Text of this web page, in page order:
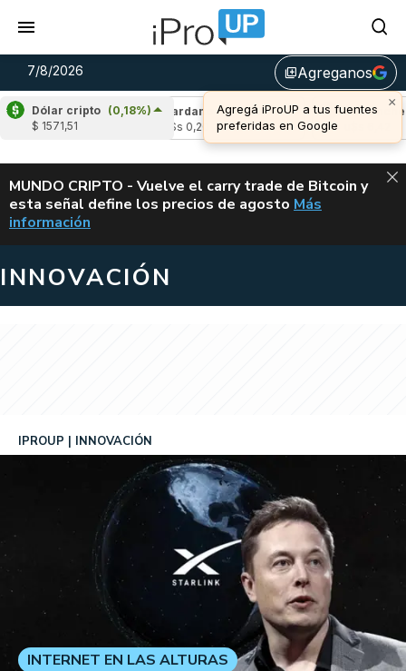
7/8/2026 library_addAgreganos
×
Agregá iProUP a tus fuentes
preferidas en Google
Dólar cripto (0,18%)
$ 1571,51
(-2,28%)
Cardano (6,96%)
u$s 0,20
Avalanche
u$s 6,42
ALERTA
MUNDO CRIPTO - Vuelve el carry trade de Bitcoin y
esta señal define los precios de agosto VUELVE EL
Más
información
INNOVACIÓN
IPROUP INNOVACIÓN
INTERNET EN LAS ALTURAS